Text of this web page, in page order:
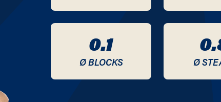
0.1
Ø BLOCKS Ø